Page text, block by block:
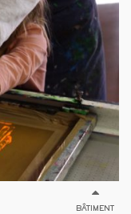
BÂTIMENT